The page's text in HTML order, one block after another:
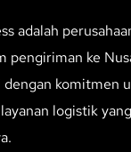
adalah
pengiriman ke
komitmen
logistik